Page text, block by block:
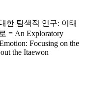
한 탐색적 연구: 이태
= An Exploratory
Focusing on the
the Itaewon